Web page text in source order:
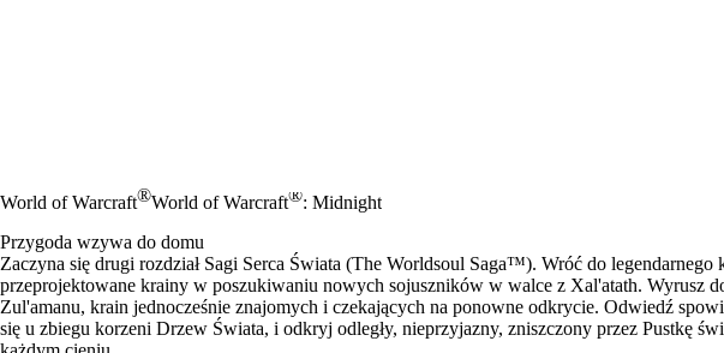
World of Warcraft®World of Warcraft®: Midnight
Przygoda wzywa do domu
Zaczyna się drugi rozdział Sagi Serca Świata (The Worldsoul Saga™). Wróć do
przeprojektowane krainy w poszukiwaniu nowych sojuszników w walce z Xal'atath. Wyrusz
Zul'amanu, krain jednocześnie znajomych i czekających na ponowne odkrycie. Odwiedź
się u zbiegu korzeni Drzew Świata, i odkryj odległy, nieprzyjazny, zniszczony przez Pustkę